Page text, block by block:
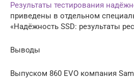
Результаты тестирования
приведены в отдельном
«Надёжность SSD: результаты
Выводы
Выпуском 860 EVO компания